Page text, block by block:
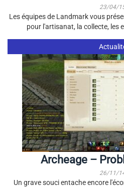
23/04/
Les équipes de Landmark vous
pour l'artisanat, la collecte, les
Archeage –
26/11/
Un grave souci entache encore